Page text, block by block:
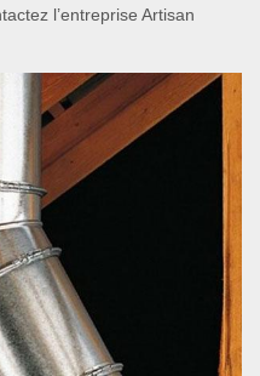
l’entreprise Artisan